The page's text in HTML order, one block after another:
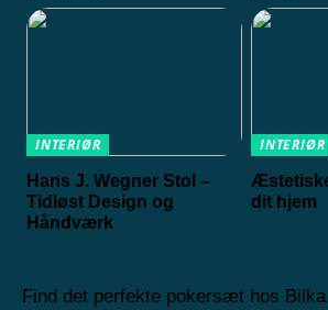
INTERIØR
Hans J. Wegner Stol –
Tidløst Design og
Håndværk
INTERIØR
dit hjem
Find det perfekte pokersæt hos